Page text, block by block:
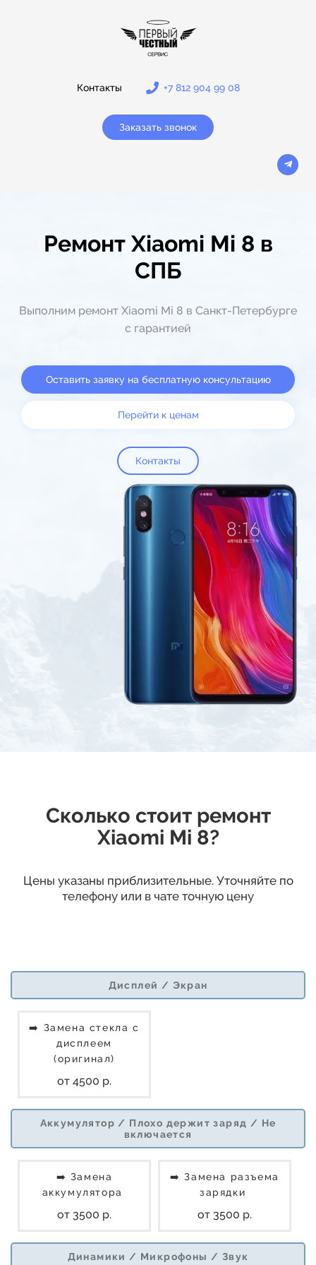
Контакты +7 812 904 99 08
Заказать звонок
Ремонт Xiaomi Mi 8 в
СПБ
Выполним ремонт Xiaomi Mi 8 в Санкт-Петербурге
с гарантией
Оставить заявку на бесплатную консультацию
Перейти к ценам
Контакты
Сколько стоит ремонт
Xiaomi Mi 8?
Цены указаны приблизительные. Уточняйте по
телефону или в чате точную цену
Дисплей / Экран
➡️ Замена стекла с
дисплеем
(оригинал)
от 4500 р.
Аккумулятор / Плохо держит заряд / Не
включается
➡️ Замена
аккумулятора
от 3500 р.
➡️ Замена разъема
зарядки
от 3500 р.
Динамики / Микрофоны / Звук